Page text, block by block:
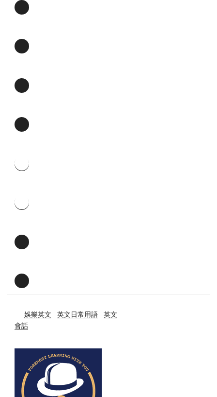
娛樂英文 英文日常用語
英文
會話